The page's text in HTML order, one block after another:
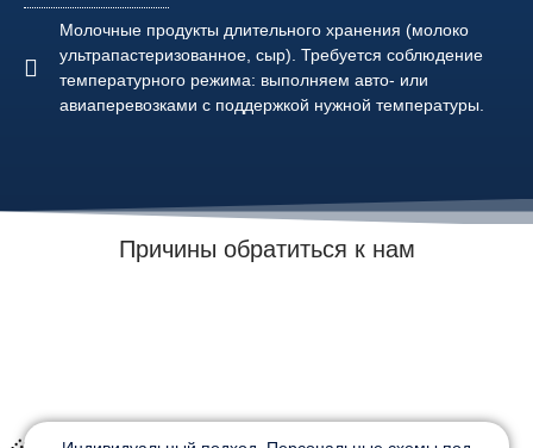
Молочные продукты длительного хранения (молоко
ультрапастеризованное, сыр). Требуется соблюдение
температурного режима: выполняем авто- или
авиаперевозками с поддержкой нужной температуры.
Причины обратиться к нам